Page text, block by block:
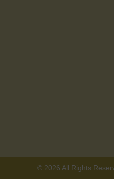
© 2026 All Rights